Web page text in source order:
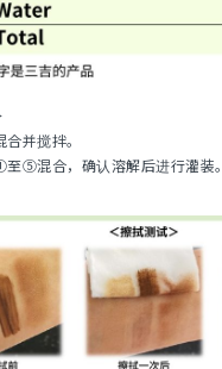
并搅拌。
⑤混合，确认溶解后进行灌装。